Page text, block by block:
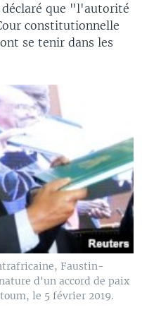
déclaré que "l'autorité
constitutionnelle
se tenir dans les
Faustin-
d'un accord de paix
le 5 février 2019.